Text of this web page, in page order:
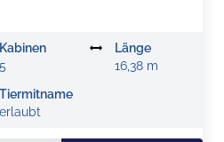
Kabinen
5
Länge
16,38 m
Tiermitname
erlaubt